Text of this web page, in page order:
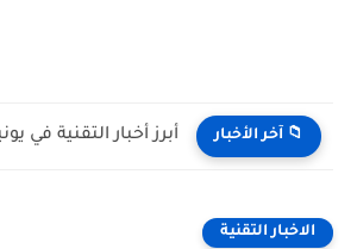
📁 آخر الأخبار
الاخبار التقنية